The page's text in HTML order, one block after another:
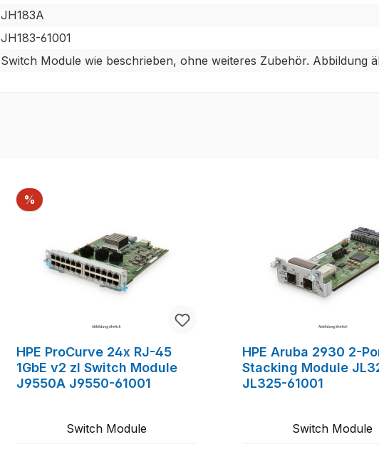
JH183A
JH183-61001
Switch Module wie beschrieben, ohne weiteres Zubehör. Abbildung
% Rabatt
HPE ProCurve 24x RJ-45
1GbE v2 zl Switch Module
J9550A J9550-61001
Switch Module
HPE Aruba 2930 2-
Stacking Module
JL325-61001
Switch Module